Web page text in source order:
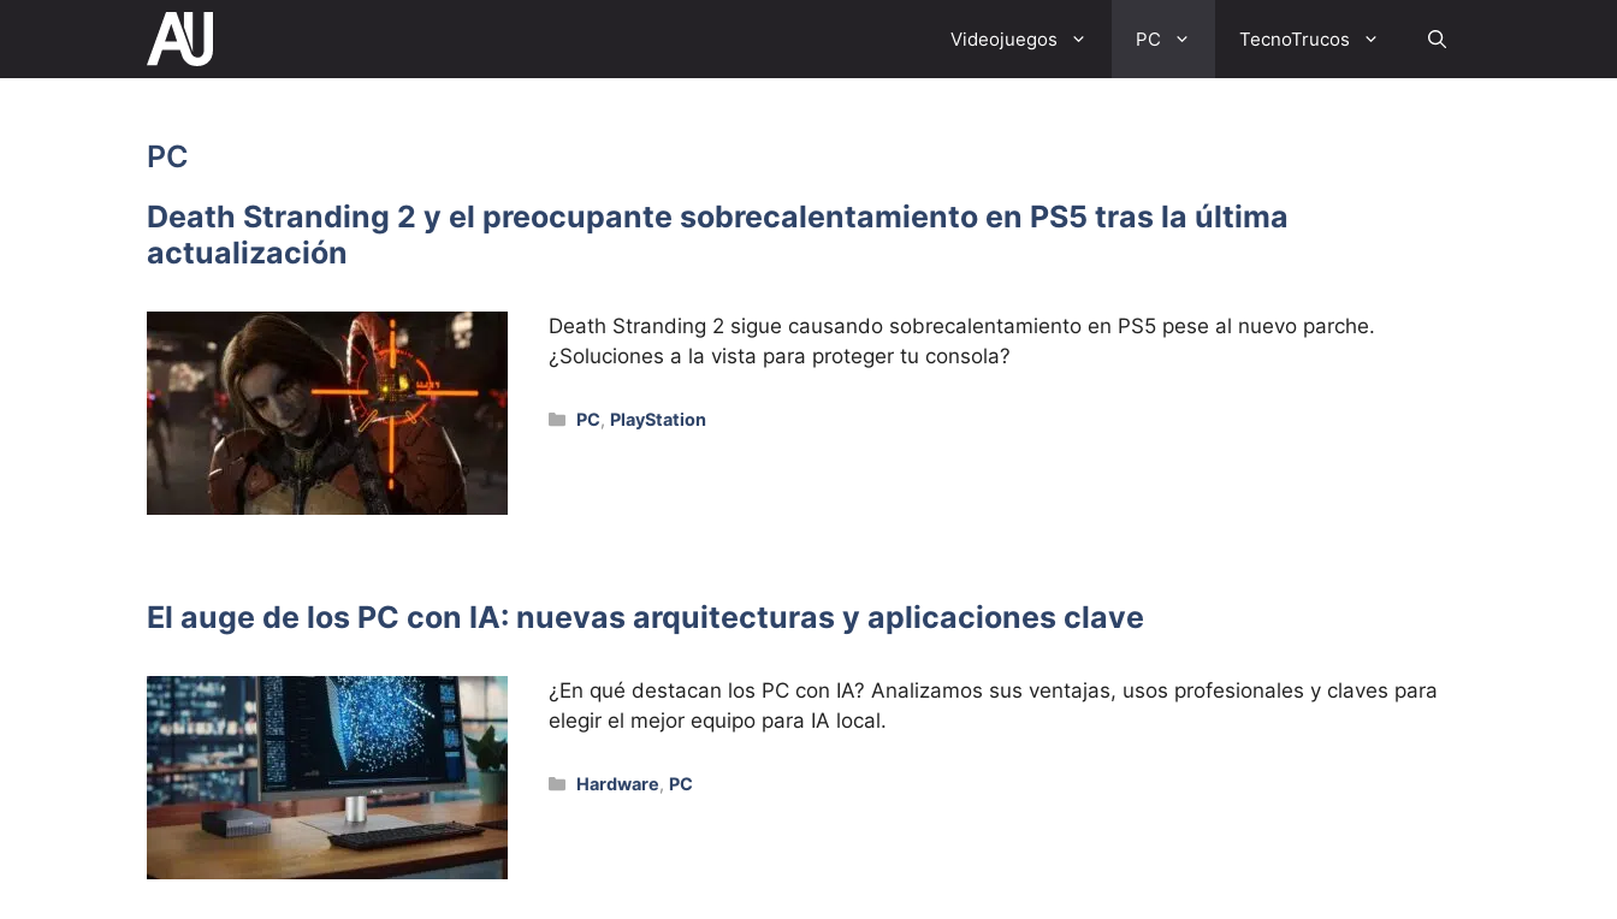
contenido
Videojuegos PC TecnoTrucos
PC
Death Stranding 2 y el preocupante sobrecalentamiento en PS5 tras la última
actualización
Death Stranding 2 sigue causando sobrecalentamiento en PS5 pese al nuevo parche.
¿Soluciones a la vista para proteger tu consola?
Categorías
PC, PlayStation
El auge de los PC con IA: nuevas arquitecturas y aplicaciones clave
¿En qué destacan los PC con IA? Analizamos sus ventajas, usos profesionales y claves para
elegir el mejor equipo para IA local.
Categorías
Hardware, PC